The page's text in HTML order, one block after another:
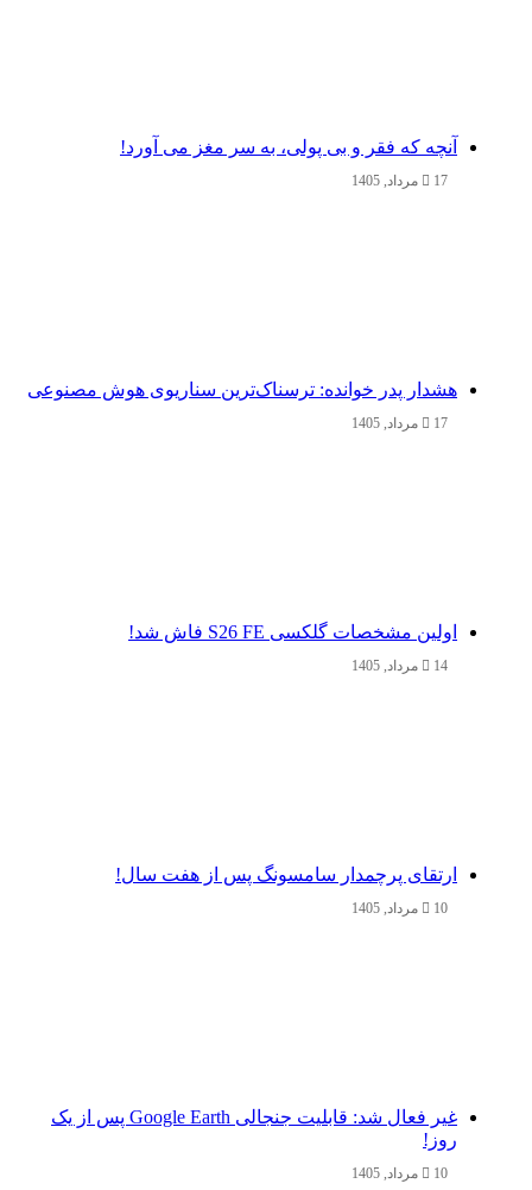
آنچه که فقر و بی‌ پولی، به سر مغز می‌ آورد!
17 مرداد, 1405
هشدار پدر خوانده: ترسناک‌ترین سناریوی هوش مصنوعی
17 مرداد, 1405
اولین مشخصات گلکسی S26 FE فاش شد!
14 مرداد, 1405
ارتقای پرچمدار سامسونگ پس از هفت سال!
10 مرداد, 1405
غیر فعال شد: قابلیت جنجالی Google Earth پس از یک
روز!
10 مرداد, 1405